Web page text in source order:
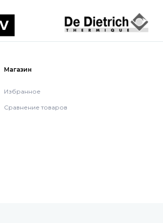
Магазин
Избранное
Сравнение товаров